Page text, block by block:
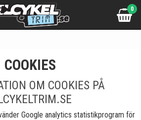
0
COOKIES
OM COOKIES PÅ
Google analytics statistikprogram för